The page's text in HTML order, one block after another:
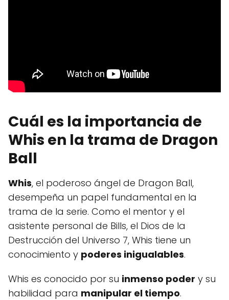
Cuál es la importancia de
Whis en la trama de Dragon
Ball
Whis, el poderoso ángel de Dragon Ball,
desempeña un papel fundamental en la
trama de la serie. Como el mentor y el
asistente personal de Bills, el Dios de la
Destrucción del Universo 7, Whis tiene un
conocimiento y poderes inigualables.
Whis es conocido por su inmenso poder y su
habilidad para manipular el tiempo.